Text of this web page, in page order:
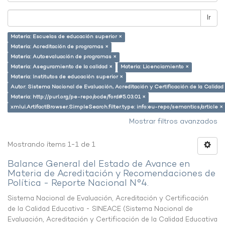
Ir
Materia: Escuelas de educación superior ×
Materia: Acreditación de programas ×
Materia: Autoevaluación de programas ×
Materia: Aseguramiento de la calidad ×
Materia: Licenciamiento ×
Materia: Institutos de educación superior ×
Autor: Sistema Nacional de Evaluación, Acreditación y Certificación de la
Materia: http://purl.org/pe-repo/ocde/ford#5.03.01 ×
xmlui.ArtifactBrowser.SimpleSearch.filter.type: info:eu-repo/semantics/article ×
Mostrar filtros avanzados
Mostrando ítems 1-1 de 1
Balance General del Estado de Avance en
Materia de Acreditación y Recomendaciones de
Política - Reporte Nacional N°4.
Sistema Nacional de Evaluación, Acreditación y Certificación
de la Calidad Educativa - SINEACE (Sistema Nacional de
Evaluación, Acreditación y Certificación de la Calidad Educativa